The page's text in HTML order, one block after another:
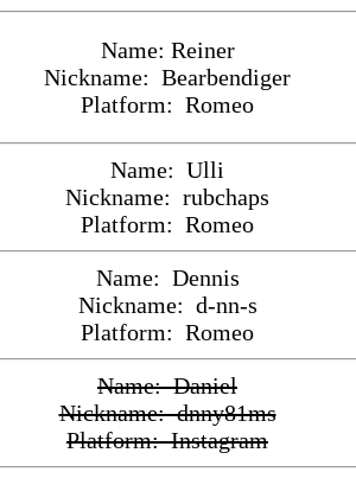
Name: Reiner
Nickname: Bearbendiger
Platform: Romeo
Name: Ulli
Nickname: rubchaps
Platform: Romeo
Name: Dennis
Nickname: d-nn-s
Platform: Romeo
Name: Daniel
Nickname: dnny81ms
Platform: Instagram